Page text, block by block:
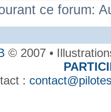
ce forum:
© 2007 •
: